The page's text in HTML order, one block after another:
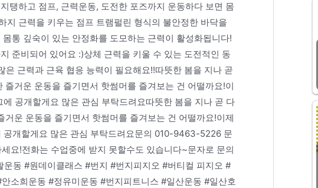
탱하고 점프, 근력운동, 도전한 포즈까지 운동하다 보면 몸
근력을 키우는 점프 트램펄린 형식의 불안정한 바닥을
통 깊숙이 있는 안정화를 도모하는 근력이 활성화됩니다!
준비되어 있어요 :)상체 근력을 키울 수 있는 도전적인 동
근력과 근육 협응 능력이 필요해요!!따뜻한 봄을 지나 곧
거운 운동을 즐기면서 핫썸머를 즐겨보는 건 어떨까요!이
공개할게요 많은 관심 부탁드려요따뜻한 봄을 지나 곧 다
운 운동을 즐기면서 핫썸머를 즐겨보는 건 어떨까요!이제
개할게요 많은 관심 부탁드려요문의 010-9463-5226 문
요!전화는 수업중에 받지 못할수도 있습니다~문자로 문의
동 #원데이클래스 #번지 #번지피지오 #버티컬 피지오 #
소희운동 #정유미운동 #번지피트니스 #일산운동 #일산호